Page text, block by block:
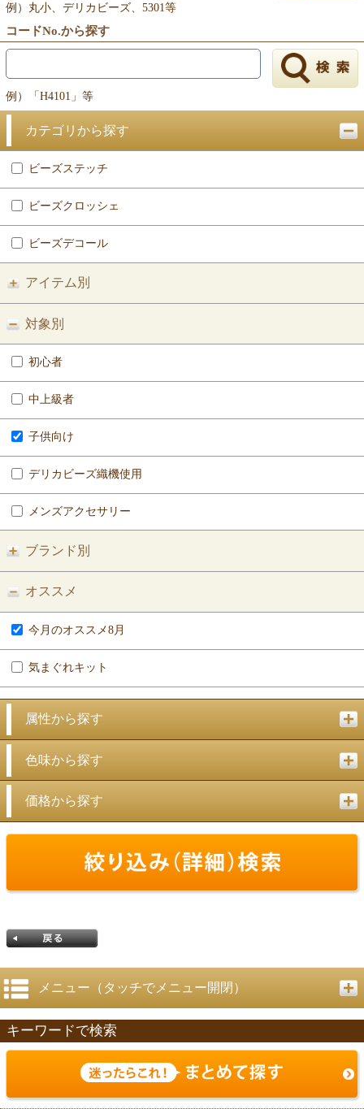
例）丸小、デリカビーズ、5301等
コードNo.から探す
例）「H4101」等
カテゴリから探す
ビーズステッチ
ビーズクロッシェ
ビーズデコール
アイテム別
対象別
初心者
中上級者
子供向け
デリカビーズ織機使用
メンズアクセサリー
ブランド別
オススメ
今月のオススメ8月
気まぐれキット
属性から探す
色味から探す
価格から探す
戻る
メニュー（タッチでメニュー開閉）
キーワードで検索